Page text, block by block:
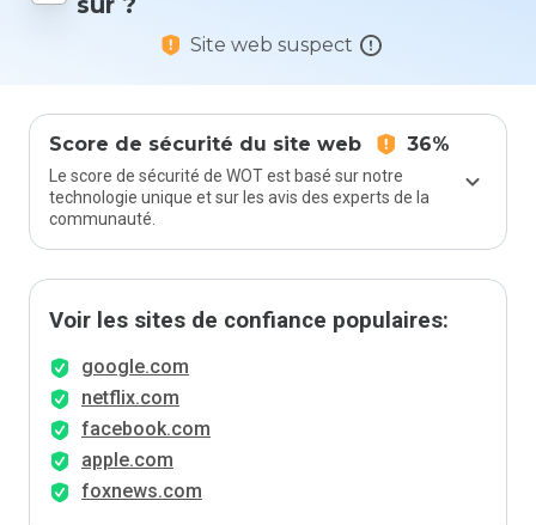
Site web suspect
Score de sécurité du site web 36%
Le score de sécurité de WOT est basé sur notre
technologie unique et sur les avis des experts de la
communauté.
Voir les sites de confiance populaires:
google.com
netflix.com
facebook.com
apple.com
foxnews.com